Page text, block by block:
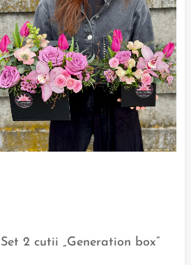
Set 2 cutii „Generation box”